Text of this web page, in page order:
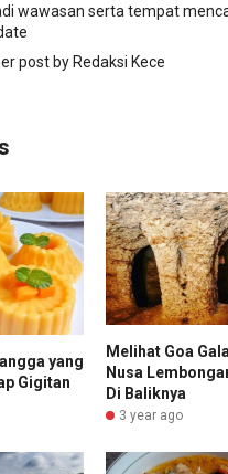
wawasan serta tempat
post by Redaksi Kece
yang
Gigitan
Melihat Goa
Nusa
Di Baliknya
3 year ago